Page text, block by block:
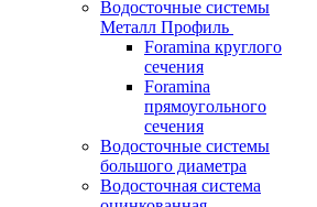
Водосточные системы
Металл Профиль
Foramina круглого
сечения
Foramina
прямоугольного
сечения
Водосточные системы
большого диаметра
Водосточная система